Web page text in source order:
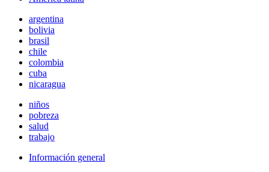
argentina
bolivia
brasil
chile
colombia
cuba
nicaragua
niños
pobreza
salud
trabajo
Información general